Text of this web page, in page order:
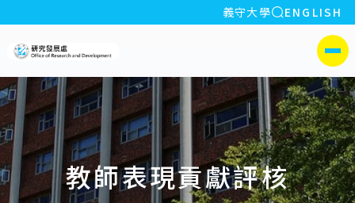
:::
義守大學 全站搜索
ENGLISH
側選單
教師表現貢獻評核